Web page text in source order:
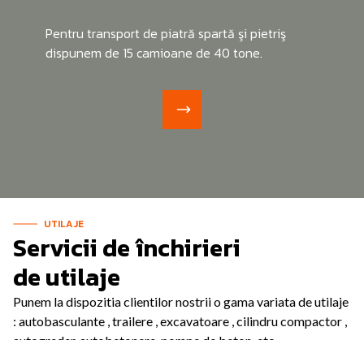
Pentru transport de piatră spartă şi pietriş
dispunem de 15 camioane de 40 tone.
UTILAJE
Servicii de închirieri
de utilaje
Punem la dispozitia clientilor nostrii o gama variata de utilaje
: autobasculante , trailere , excavatoare , cilindru compactor ,